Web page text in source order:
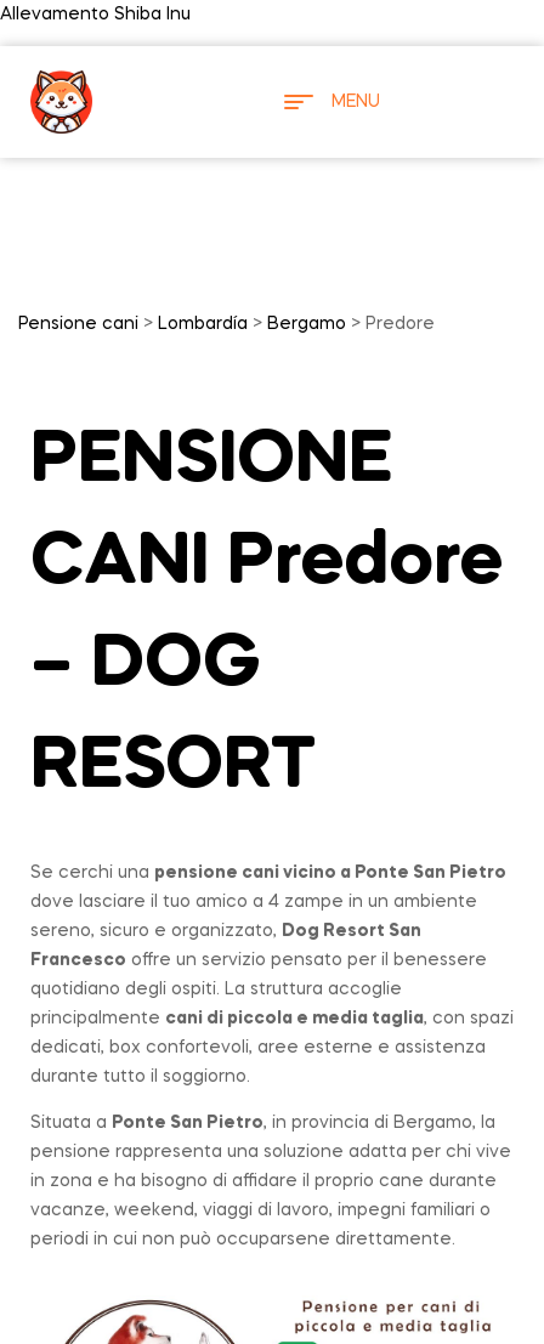
Allevamento Shiba Inu
MENU
Pensione cani > Lombardía > Bergamo > Predore
PENSIONE
CANI Predore
– DOG
RESORT
Se cerchi una pensione cani vicino a Ponte San Pietro
dove lasciare il tuo amico a 4 zampe in un ambiente
sereno, sicuro e organizzato, Dog Resort San
Francesco offre un servizio pensato per il benessere
quotidiano degli ospiti. La struttura accoglie
principalmente cani di piccola e media taglia, con spazi
dedicati, box confortevoli, aree esterne e assistenza
durante tutto il soggiorno.
Situata a Ponte San Pietro, in provincia di Bergamo, la
pensione rappresenta una soluzione adatta per chi vive
in zona e ha bisogno di affidare il proprio cane durante
vacanze, weekend, viaggi di lavoro, impegni familiari o
periodi in cui non può occuparsene direttamente.